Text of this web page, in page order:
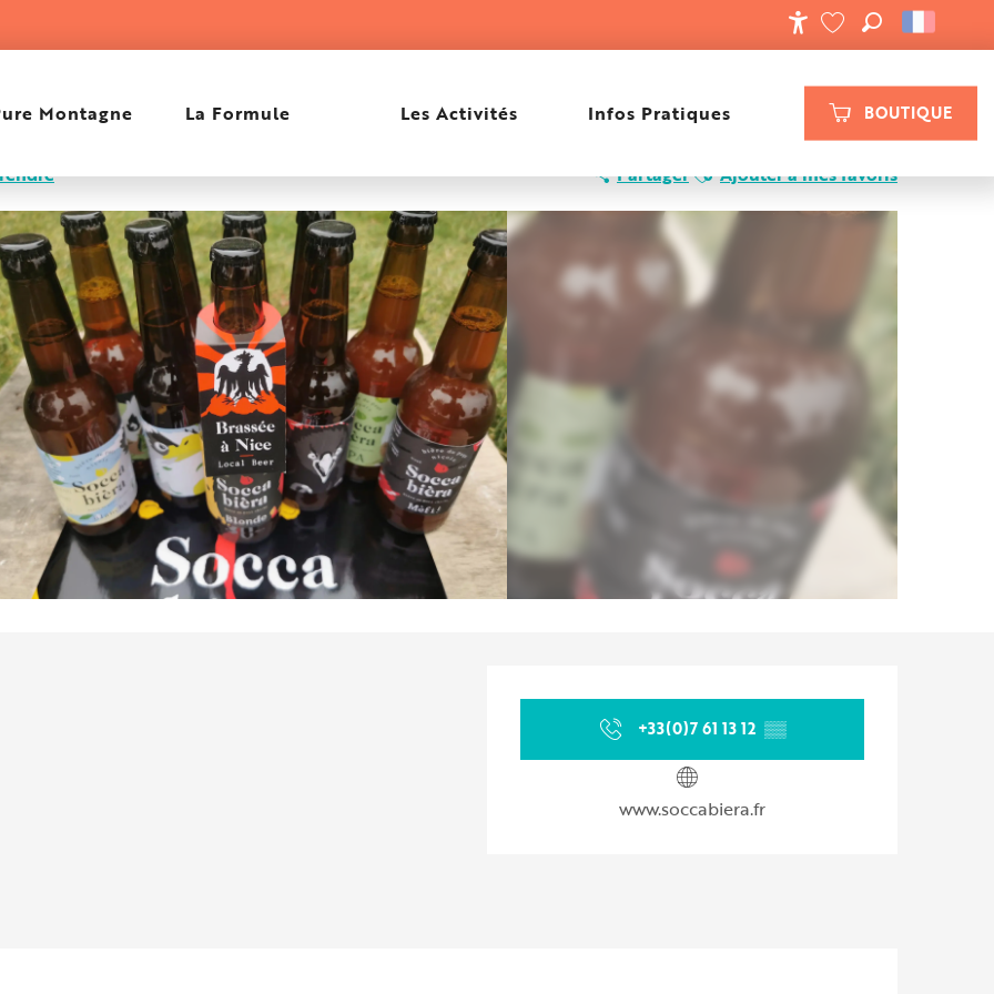
BOUTIQUE
VOIR LES FAVORIS
RECHERCHE
Montagne La Formule Les Activités Infos Pratiques
Partager Ajouter à mes favoris
Ouverture et coordonnées
+33(0)7 61 13 12 ▒▒
www.soccabiera.fr